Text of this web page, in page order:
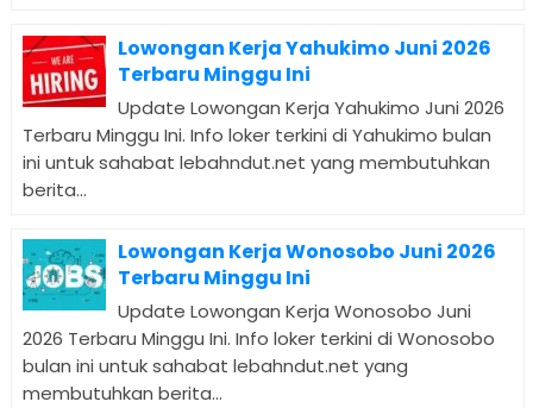
Lowongan Kerja Yahukimo Juni 2026
Terbaru Minggu Ini
Update Lowongan Kerja Yahukimo Juni 2026
Terbaru Minggu Ini. Info loker terkini di Yahukimo bulan
ini untuk sahabat lebahndut.net yang membutuhkan
berita...
Lowongan Kerja Wonosobo Juni 2026
Terbaru Minggu Ini
Update Lowongan Kerja Wonosobo Juni
2026 Terbaru Minggu Ini. Info loker terkini di Wonosobo
bulan ini untuk sahabat lebahndut.net yang
membutuhkan berita...